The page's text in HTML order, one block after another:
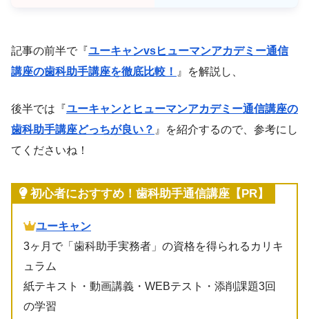
記事の前半で『ユーキャンvsヒューマンアカデミー通信
講座の歯科助手講座を徹底比較！ 』を解説し、
後半では『ユーキャンとヒューマンアカデミー通信講座の
歯科助手講座どっちが良い？ 』を紹介するので、参考にし
てくださいね！
初心者におすすめ！歯科助手通信講座【PR】
ユーキャン
3ヶ月で「歯科助手実務者」の資格を得られるカリキ
ュラム
紙テキスト・動画講義・WEBテスト・添削課題3回
の学習